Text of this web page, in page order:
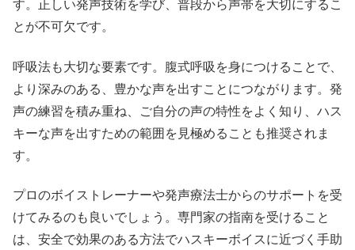
す。正しい発声技術を学び、普段から声帯を大切にするこ
とが不可欠です。
呼吸法も大切な要素です。腹式呼吸を身につけることで、
より深みのある、豊かな声を出すことにつながります。発
声の練習を積み重ね、ご自分の声の特性をよく知り、ハス
キーな声を出すための範囲を見極めることも推奨されま
す。
プロのボイストレーナーや発声療法士からのサポートを受
けてみるのも良いでしょう。専門家の指南を受けること
は、安全で効果のある方法でハスキーボイスに近づく手助